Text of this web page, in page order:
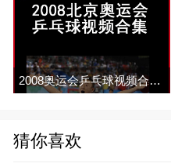
2008奥运会乒乓球视频合集百度网盘下载
猜你喜欢